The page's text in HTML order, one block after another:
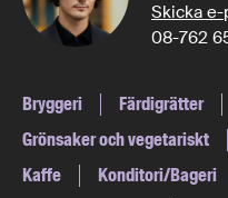
Skicka
08-762
Bryggeri Färdigrätter
Grönsaker och vegetariskt
Kaffe
Konditori/Bageri